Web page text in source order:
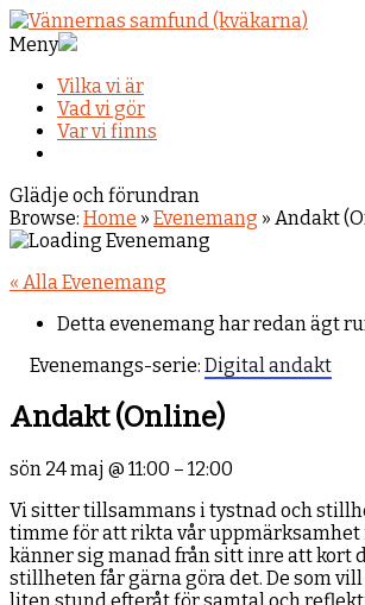
Meny
Vilka vi är
Vad vi gör
Var vi finns
Glädje och förundran
Browse: Home » Evenemang » Andakt
« Alla Evenemang
Detta evenemang har redan ägt
Evenemangs-serie: Digital andakt
Andakt (Online)
sön 24 maj @ 11:00 – 12:00
Vi sitter tillsammans i tystnad och
timme för att rikta vår uppmärksamhet
känner sig manad från sitt inre att kort
stillheten får gärna göra det. De som